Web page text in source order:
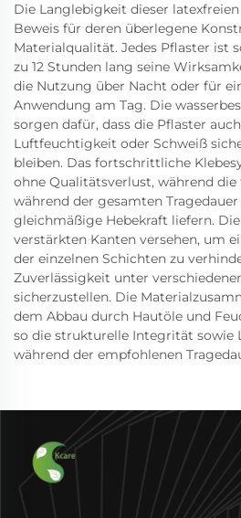
Die Langlebigkeit dieser
Beweis für deren überlegene
Materialqualität. Jedes Pflaster ist
zu 12 Stunden lang seine
die Nutzung über Nacht oder für
Anwendung am Tag. Die
sorgen dafür, dass die Pflaster
Luftfeuchtigkeit oder Schweiß
bleiben. Das fortschrittliche
ohne Qualitätsverlust, während
während der gesamten
gleichmäßige Hebekraft liefern.
verstärkten Kanten versehen, um
der einzelnen Schichten zu
Zuverlässigkeit unter
sicherzustellen. Die
dem Abbau durch Hautöle und
so die strukturelle Integrität sowie
während der empfohlenen